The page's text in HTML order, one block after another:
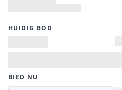
HUIDIG ​​BOD
BIED NU